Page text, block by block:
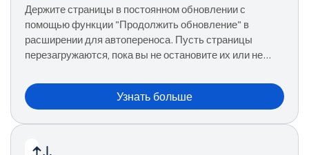
Держите страницы в постоянном обновлении с
помощью функции "Продолжить обновление" в
расширении для автопереноса. Пусть страницы
перезагружаются, пока вы не остановите их или не
Узнать больше